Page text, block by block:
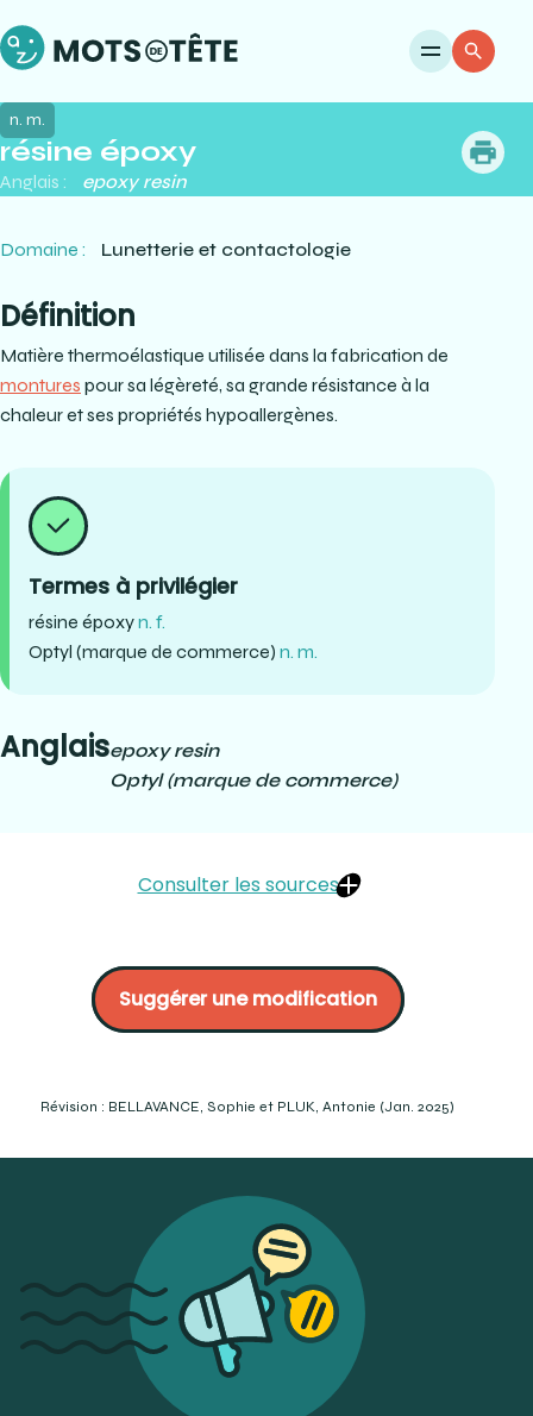
résine époxy
n. m.
Anglais : epoxy resin
Domaine : Lunetterie et contactologie
Définition
Matière thermoélastique utilisée dans la fabrication de
montures pour sa légèreté, sa grande résistance à la
chaleur et ses propriétés hypoallergènes.
Termes à privilégier
résine époxyn. f.
Optyl (marque de commerce) n. m.
Anglaisepoxy resin
Optyl (marque de commerce)
Consulter les sources
CCDMD. P.366 à 368.
Hanssens, J.-M.(2010). Petit guide d'optique
ophtalmique (Édition octobre 2010). École d'optométrie
Elsevier. p. 10 et 631.
https://www.youtube.com/watch?v=ImpFioWe3YQ
popular-fashion-frames-for-2023-and-beyond
(Consulté le 2023-10-29)
https://www.opticianonline.net/cpd-archive/4377
(Consulté le 2023-10-29)
https://opticien.qc.ca/wp-content/uploads/2019/09/LE-
015-Lecture-Les-montures-plastiques-1.pdf. P 21
(Consulté le 2023-10-30)
https://www.quayaustralia.com/blogs/xo-quay/what-
is-cellulose-acetate (Consulté le 2023-10-29)
Suggérer une modification
Révision : BELLAVANCE, Sophie et PLUK, Antonie (Jan. 2025)